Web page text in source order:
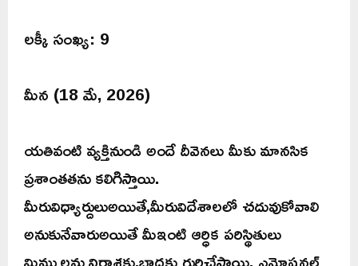
లక్కీ సంఖ్య: 9
మీన (18 మే, 2026)
యతివంటి వ్యక్తినుండి అందే దీవెనలు మీకు మానసిక
ప్రశాంతతను కలిగిస్తాయి.
మీరువిధ్యార్దులుఅయితే,మీరువిదేశాలలో చదువుకోవాలి
అనుకునేవారుఅయితే మీఇంటి ఆర్ధిక పరిస్థితులు